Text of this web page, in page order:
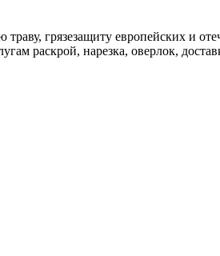
грязезащиту европейских и
раскрой, нарезка, оверлок,